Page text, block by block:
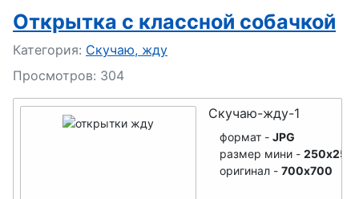
Открытка с классной собачкой
Подробности
Категория: Скучаю, жду
Просмотров: 304
Скучаю-жду-1
формат - JPG
размер мини - 250x250
оригинал - 700x700